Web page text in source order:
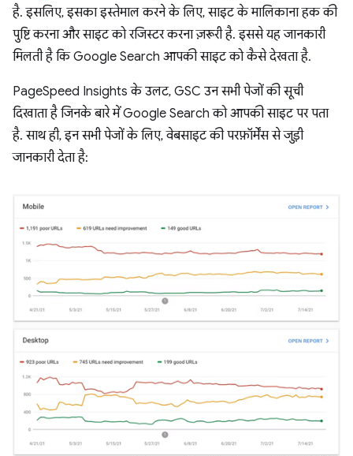
है. इसलिए, इसका इस्तेमाल करने के लिए, साइट के मालिकाना हक की
पुष्टि करना और साइट को रजिस्टर करना ज़रूरी है. इससे यह जानकारी
मिलती है कि Google Search आपकी साइट को कैसे देखता है.
PageSpeed Insights के उलट, GSC उन सभी पेजों की सूची
दिखाता है जिनके बारे में Google Search को आपकी साइट पर पता
है. साथ ही, इन सभी पेजों के लिए, वेबसाइट की परफ़ॉर्मेंस से जुड़ी
जानकारी देता है: